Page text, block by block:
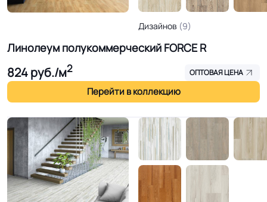
Линолеум полукоммерческий FORCE R
824руб./м2 ОПТОВАЯ ЦЕНА
Перейти в коллекцию
Дизайнов (9)